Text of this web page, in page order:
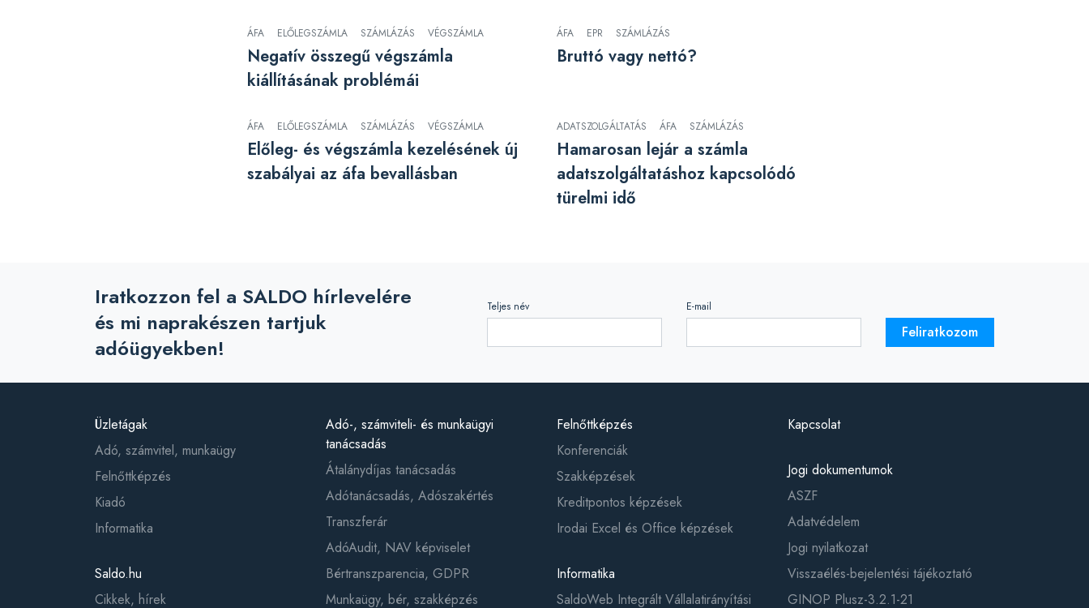
ÁFA ELŐLEGSZÁMLA SZÁMLÁZÁS VÉGSZÁMLA
Negatív összegű végszámla
kiállításának problémái
ÁFA EPR SZÁMLÁZÁS
Bruttó vagy nettó?
ÁFA ELŐLEGSZÁMLA SZÁMLÁZÁS VÉGSZÁMLA
Előleg- és végszámla kezelésének új
szabályai az áfa bevallásban
ADATSZOLGÁLTATÁS ÁFA SZÁMLÁZÁS
Hamarosan lejár a számla
adatszolgáltatáshoz kapcsolódó
türelmi idő
Iratkozzon fel a SALDO hírlevelére
és mi naprakészen tartjuk
adóügyekben!
Teljes név E-mail
Feliratkozom
Üzletágak
Adó, számvitel, munkaügy
Felnőttképzés
Kiadó
Informatika
Saldo.hu
Cikkek, hírek
Adó-, számviteli- és munkaügyi
tanácsadás
Átalánydíjas tanácsadás
Adótanácsadás, Adószakértés
Transzferár
AdóAudit, NAV képviselet
Bértranszparencia, GDPR
Munkaügy, bér, szakképzés
Felnőttképzés
Konferenciák
Szakképzések
Kreditpontos képzések
Irodai Excel és Office képzések
Informatika
SaldoWeb Integrált Vállalatirányítási
Kapcsolat
Jogi dokumentumok
ASZF
Adatvédelem
Jogi nyilatkozat
Visszaélés-bejelentési tájékoztató
GINOP Plusz-3.2.1-21